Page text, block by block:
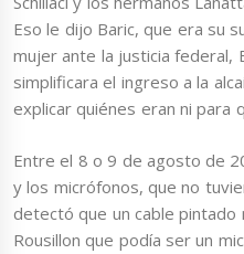
Eso le dijo Baric, que era su
mujer ante la justicia federal,
simplificara el ingreso a la
explicar quiénes eran ni para
Entre el 8 o 9 de agosto de
y los micrófonos, que no
detectó que un cable
Rousillon que podía ser un